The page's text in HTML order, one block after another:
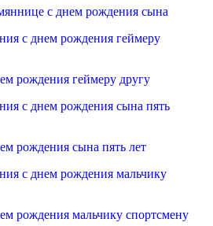
с днем рождения сына
рождения геймеру другу
рождения сына пять лет
рождения мальчику спортсмену